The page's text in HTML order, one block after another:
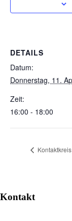
DETAILS
Datum:
Donnerstag, 11.
Zeit:
16:00 - 18:00
Kontakt